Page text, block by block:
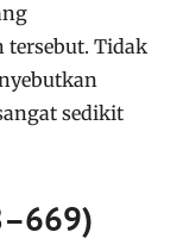
tersebut. Tidak
sedikit